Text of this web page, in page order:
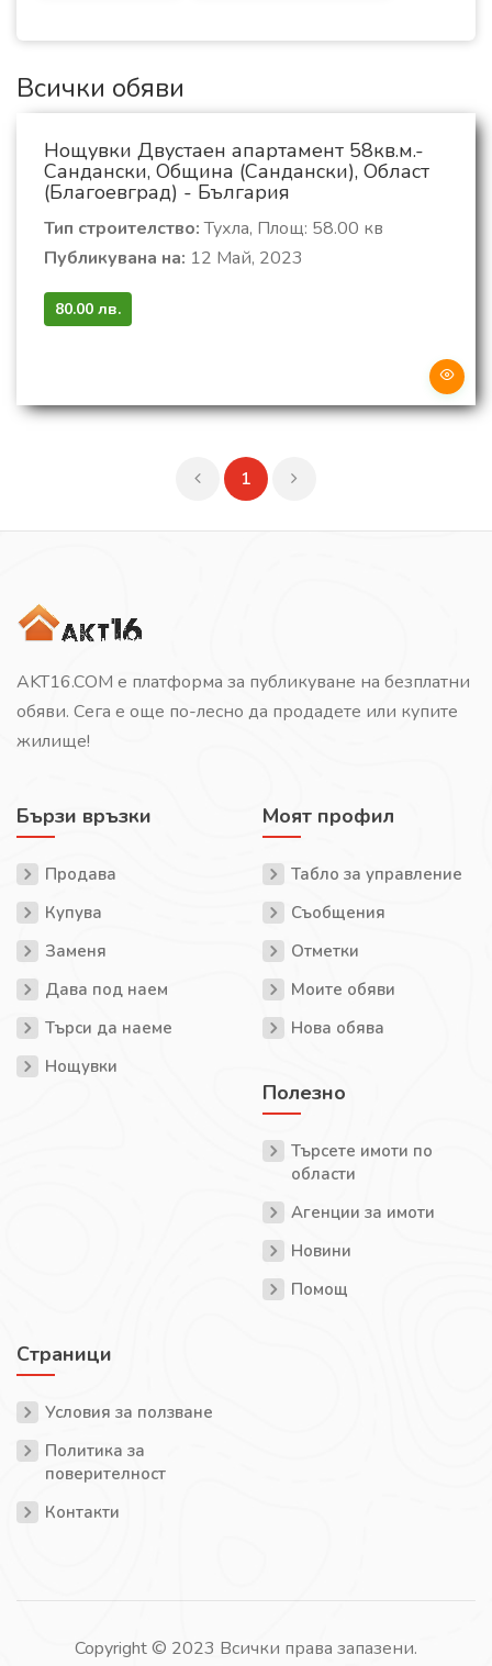
Всички обяви
Нощувки Двустаен апартамент 58кв.м.-
Сандански, Община (Сандански), Област
(Благоевград) - България
Тип строителство:Тухла, Площ: 58.00 кв
Публикувана на: 12 Май, 2023
80.00 лв.
1
AKT16.COM е платформа за публикуване на безплатни
обяви. Сега е още по-лесно да продадете или купите
жилище!
Бързи връзки
Продава
Купува
Заменя
Дава под наем
Търси да наеме
Нощувки
Моят профил
Табло за управление
Съобщения
Отметки
Моите обяви
Нова обява
Полезно
Търсете имоти по
области
Агенции за имоти
Новини
Помощ
Страници
Условия за ползване
Политика за
поверителност
Контакти
Copyright © 2023 Всички права запазени.